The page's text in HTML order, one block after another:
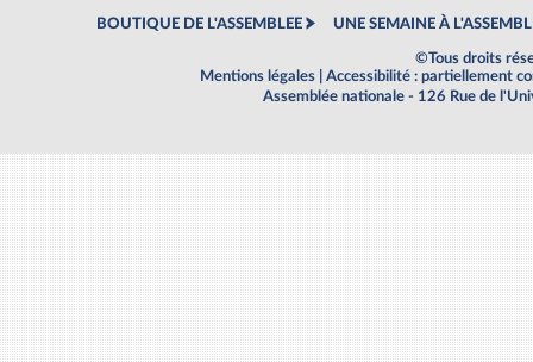
BOUTIQUE DE L'ASSEMBLEE UNE SEMAINE À
©Tous droits
Mentions légales
Accessibilité : partiellement
Assemblée nationale - 126 Rue de